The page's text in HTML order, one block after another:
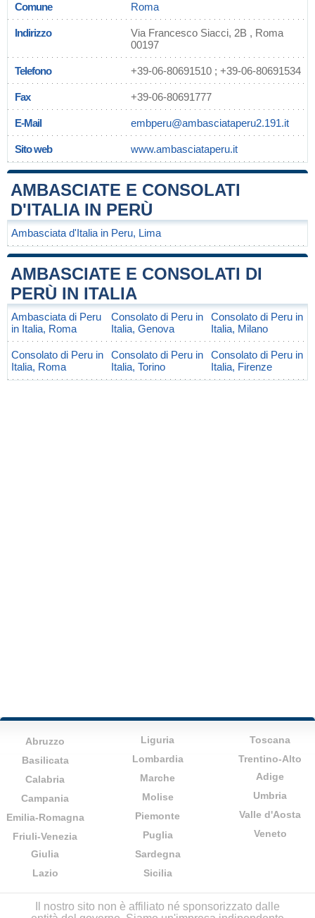
Comune Roma
Indirizzo
Via Francesco Siacci, 2B , Roma
00197
Telefono +39-06-80691510 ; +39-06-80691534
Fax +39-06-80691777
E-Mail embperu@ambasciataperu2.191.it
Sito web www.ambasciataperu.it
AMBASCIATE E CONSOLATI
D'ITALIA IN PERÙ
Ambasciata d'Italia in Peru, Lima
AMBASCIATE E CONSOLATI DI
PERÙ IN ITALIA
Ambasciata di Peru
in Italia, Roma
Consolato di Peru in
Italia, Genova
Consolato di Peru in
Italia, Milano
Consolato di Peru in
Italia, Roma
Consolato di Peru in
Italia, Torino
Consolato di Peru in
Italia, Firenze
Abruzzo
Basilicata
Calabria
Campania
Emilia-Romagna
Friuli-Venezia
Giulia
Lazio
Liguria
Lombardia
Marche
Molise
Piemonte
Puglia
Sardegna
Sicilia
Toscana
Trentino-Alto
Adige
Umbria
Valle d'Aosta
Veneto
Il nostro sito non è affiliato né sponsorizzato dalle